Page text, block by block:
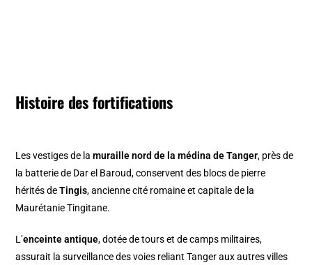
Histoire des fortifications
Les vestiges de lamuraille nord de la médina de Tanger, près de
la batterie de Dar el Baroud, conservent des blocs de pierre
hérités deTingis, ancienne cité romaine et capitale de la
Maurétanie Tingitane.
L’enceinte antique, dotée de tours et de camps militaires,
assurait la surveillance des voies reliant Tanger aux autres villes